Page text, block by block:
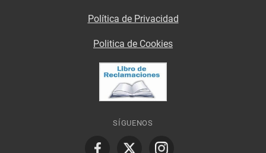
Política de Privacidad
Politica de Cookies
SÍGUENOS